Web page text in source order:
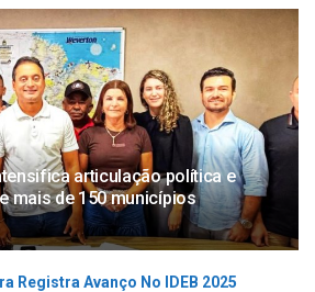
articulação política e
mais de 150 municípios
Registra Avanço No IDEB 2025